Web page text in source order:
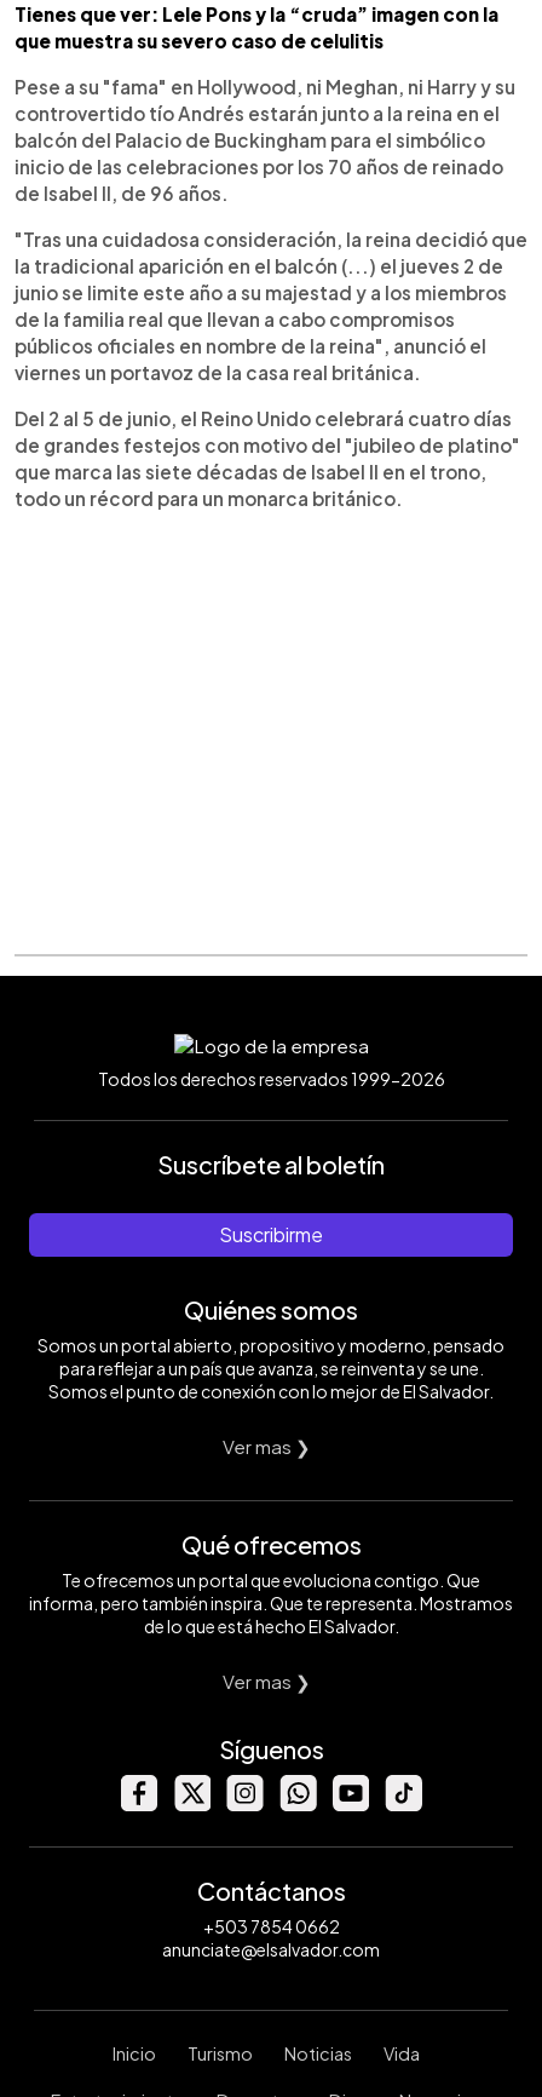
Tienes que ver: Lele Pons y la “cruda” imagen con la
que muestra su severo caso de celulitis
Pese a su "fama" en Hollywood, ni Meghan, ni Harry y su
controvertido tío Andrés estarán junto a la reina en el
balcón del Palacio de Buckingham para el simbólico
inicio de las celebraciones por los 70 años de reinado
de Isabel II, de 96 años.
"Tras una cuidadosa consideración, la reina decidió que
la tradicional aparición en el balcón (...) el jueves 2 de
junio se limite este año a su majestad y a los miembros
de la familia real que llevan a cabo compromisos
públicos oficiales en nombre de la reina", anunció el
viernes un portavoz de la casa real británica.
Del 2 al 5 de junio, el Reino Unido celebrará cuatro días
de grandes festejos con motivo del "jubileo de platino"
que marca las siete décadas de Isabel II en el trono,
todo un récord para un monarca británico.
Todos los derechos reservados 1999-2026
Suscríbete al boletín
Suscribirme
Quiénes somos
Somos un portal abierto, propositivo y moderno, pensado
para reflejar a un país que avanza, se reinventa y se une.
Somos el punto de conexión con lo mejor de El Salvador.
Ver mas ❯
Qué ofrecemos
Te ofrecemos un portal que evoluciona contigo. Que
informa, pero también inspira. Que te representa. Mostramos
de lo que está hecho El Salvador.
Ver mas ❯
Síguenos
Contáctanos
+503 7854 0662
anunciate@elsalvador.com
Inicio Turismo Noticias Vida